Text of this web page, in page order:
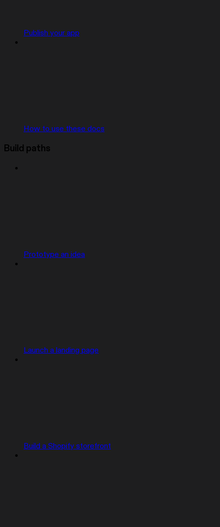
Publish your app
How to use these docs
Build paths
Prototype an idea
Launch a landing page
Build a Shopify storefront